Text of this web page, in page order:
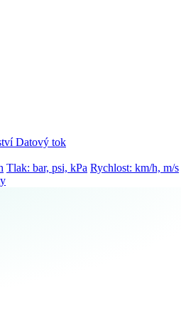
Datový tok
Tlak: bar, psi, kPa Rychlost: km/h, m/s